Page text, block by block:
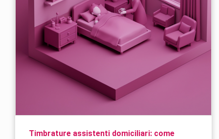
Timbrature assistenti domiciliari: come